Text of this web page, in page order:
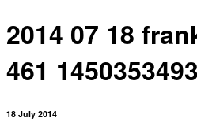
2014 07 18
461
18 July 2014